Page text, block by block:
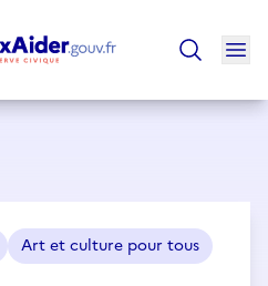
Art et culture pour tous